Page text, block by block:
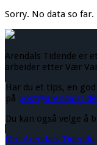
Sorry. No data so far.
Arendals Tidende er
arbeider etter Vær
Har du et tips, en
på
Du kan også velge å
Om Arendals Tidende